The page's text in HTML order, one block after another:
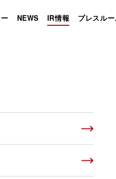
NEWS IR情報 プレスル